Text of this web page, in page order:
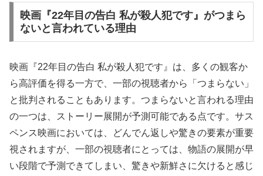
映画『22年目の告白 私が殺人犯です』がつまら
ないと言われている理由
映画『22年目の告白 私が殺人犯です』は、多くの観客か
ら高評価を得る一方で、一部の視聴者から「つまらない」
と批判されることもあります。つまらないと言われる理由
の一つは、ストーリー展開が予測可能である点です。サス
ペンス映画においては、どんでん返しや驚きの要素が重要
視されますが、一部の視聴者にとっては、物語の展開が早
い段階で予測できてしまい、驚きや新鮮さに欠けると感じ